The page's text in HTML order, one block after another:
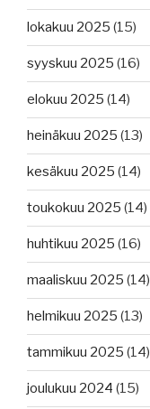
lokakuu 2025 (15)
syyskuu 2025 (16)
elokuu 2025 (14)
heinäkuu 2025 (13)
kesäkuu 2025 (14)
toukokuu 2025 (14)
huhtikuu 2025 (16)
maaliskuu 2025 (14)
helmikuu 2025 (13)
tammikuu 2025 (14)
joulukuu 2024 (15)